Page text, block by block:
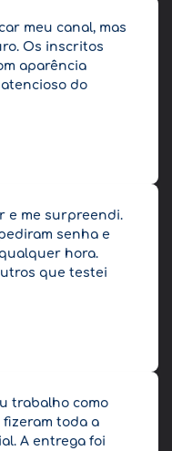
meu canal, mas
Os inscritos
aparência
do
e me surpreendi.
senha e
hora.
que testei
trabalho como
toda a
A entrega foi